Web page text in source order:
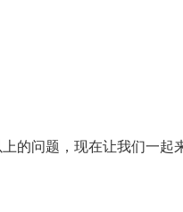
的问题，现在让我们一起